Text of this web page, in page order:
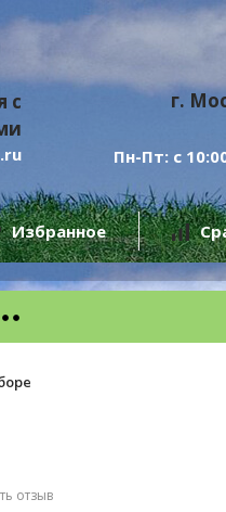
с
г.
Пн-Пт: с
Избранное
отзыв